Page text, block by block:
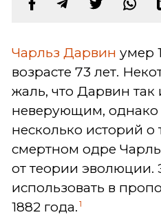
Чарльз Дарвин умер
возрасте 73 лет.
жаль, что Дарвин так
неверующим, однако
несколько историй о
смертном одре
от теории эволюции.
использовать в
1882 года. 1